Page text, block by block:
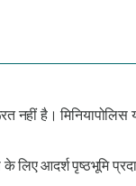
है। मिनियापोलिस
लिए आदर्श पृष्ठभूमि